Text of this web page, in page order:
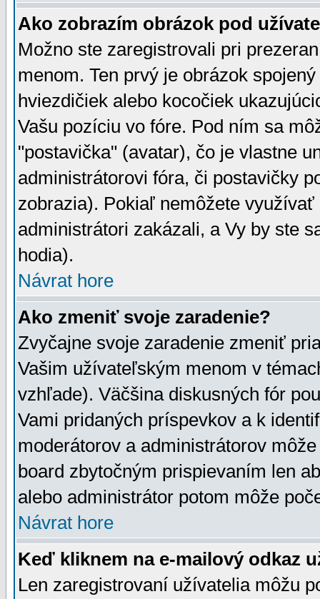
Ako zobrazím obrázok pod
Možno ste zaregistrovali pri
menom. Ten prvý je obrázok
hviezdičiek alebo kocočiek
Vašu pozíciu vo fóre. Pod ním sa
"postavička" (avatar), čo je vlastne
administrátorovi fóra, či postavičky
zobrazia). Pokiaľ nemôžete
administrátori zakázali, a Vy by ste
hodia).
Návrat hore
Ako zmeniť svoje zaradenie?
Zvyčajne svoje zaradenie zmeniť
Vašim užívateľským menom v
vzhľade). Väčšina diskusných fór
Vami pridaných príspevkov a k
moderátorov a administrátorov
board zbytočným prispievaním len
alebo administrátor potom môže
Návrat hore
Keď kliknem na e-mailový odkaz
Len zaregistrovaní užívatelia môžu